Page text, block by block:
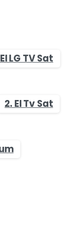
LG TV Sat
2. El Tv Sat